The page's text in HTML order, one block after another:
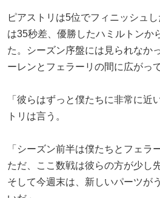
ピアストリは5位でフィニッシュ
は35秒差、優勝したハミルトンか
た。シーズン序盤には見られなか
ーレンとフェラーリの間に広がっ
「彼らはずっと僕たちに非常に近
トリは言う。
「シーズン前半は僕たちとフェラ
ただ、ここ数戦は彼らの方が少し
そして今週末は、新しいパーツが